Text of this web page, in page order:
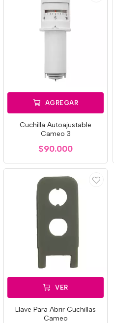
AGREGAR
Cuchilla Autoajustable
Cameo 3
$90.000
VER
Llave Para Abrir Cuchillas
Cameo